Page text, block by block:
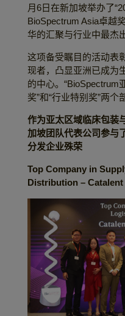
月6日在新加坡举办了
BioSpectrum Asia卓越
华的汇聚与行业中最杰
这项备受瞩目的活动表
现者，凸显亚洲已成为
的中心。“BioSpectrum
奖”和“行业特别奖”两个
作为亚太区域临床包装
加坡团队代表公司参与
分发企业殊荣
Top Company in
Distribution –